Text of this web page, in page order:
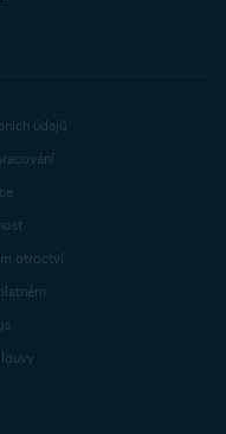
údajů
otroctví